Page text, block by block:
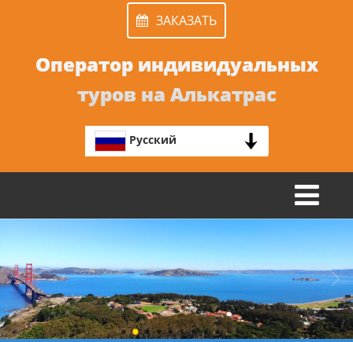
ЗАКАЗАТЬ
Оператор индивидуальных
туров на Алькатрас
Русский
TOGGLE
NAVIGATION